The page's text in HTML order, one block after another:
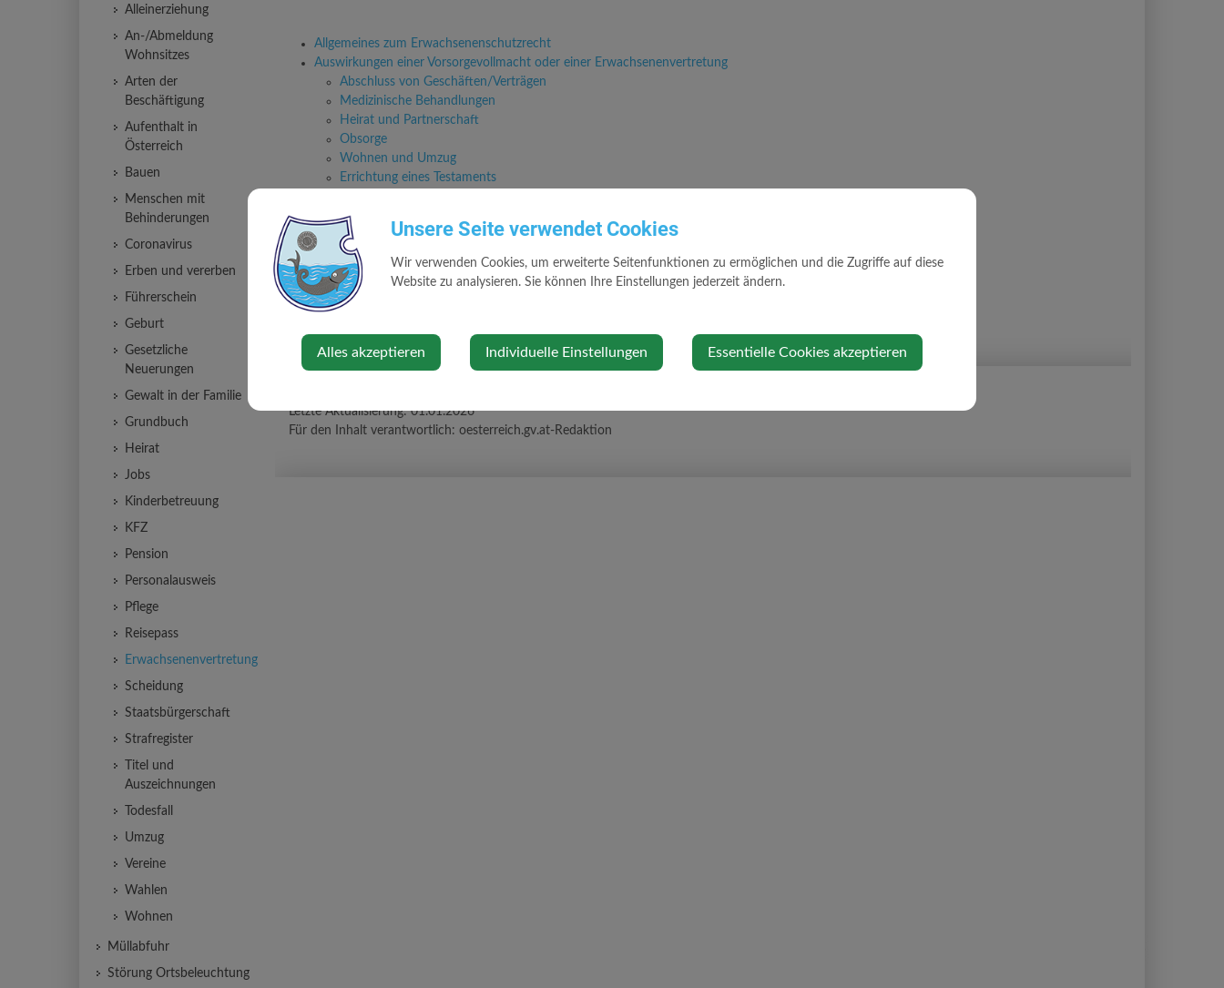
Allgemeines zum Erwachsenenschutzrecht
Auswirkungen einer Vorsorgevollmacht oder einer Erwachsenenvertretung
Abschluss von Geschäften/Verträgen
Medizinische Behandlungen
Heirat und Partnerschaft
Obsorge
Wohnen und Umzug
Errichtung eines Testaments
Aufgaben des Erwachsenenvertreters
Vorsorgevollmacht
Gewählte Erwachsenenvertretung
Gesetzliche Erwachsenenvertretung
Gerichtliche Erwachsenenvertretung
Letzte Aktualisierung:01.01.2026
Für den Inhalt verantwortlich: oesterreich.gv.at-Redaktion
Alleinerziehung
An-/Abmeldung
Wohnsitzes
Arten der
Beschäftigung
Aufenthalt in
Österreich
Bauen
Menschen mit
Behinderungen
Coronavirus
Erben und vererben
Führerschein
Geburt
Gesetzliche
Neuerungen
Gewalt in der Familie
Grundbuch
Heirat
Jobs
Kinderbetreuung
KFZ
Pension
Personalausweis
Pflege
Reisepass
Erwachsenenvertretung
Scheidung
Staatsbürgerschaft
Strafregister
Titel und
Auszeichnungen
Todesfall
Umzug
Vereine
Wahlen
Wohnen
Müllabfuhr
Störung Ortsbeleuchtung
Unsere Seite verwendet Cookies
Wir verwenden Cookies, um erweiterte Seitenfunktionen zu ermöglichen und die Zugriffe auf diese
Website zu analysieren. Sie können Ihre Einstellungen jederzeit ändern.
Alles akzeptieren Individuelle Einstellungen Essentielle Cookies akzeptieren